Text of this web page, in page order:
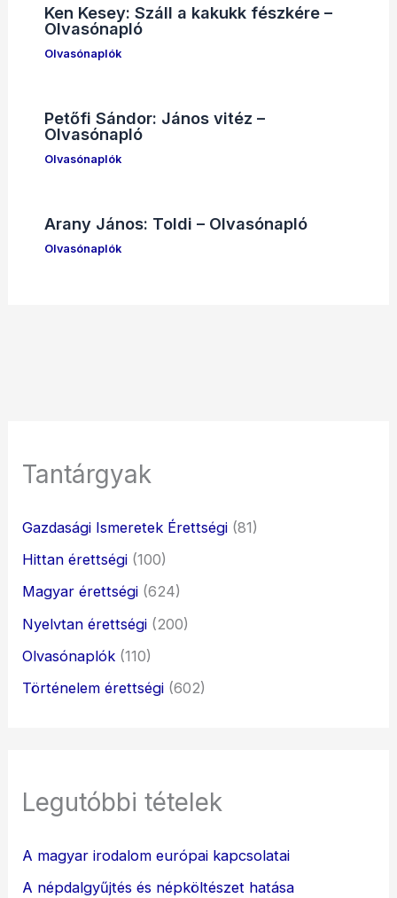
Ken Kesey: Száll a kakukk fészkére –
Olvasónapló
Olvasónaplók
Petőfi Sándor: János vitéz –
Olvasónapló
Olvasónaplók
Arany János: Toldi – Olvasónapló
Olvasónaplók
Tantárgyak
Gazdasági Ismeretek Érettségi (81)
Hittan érettségi (100)
Magyar érettségi (624)
Nyelvtan érettségi (200)
Olvasónaplók (110)
Történelem érettségi (602)
Legutóbbi tételek
A magyar irodalom európai kapcsolatai
A népdalgyűjtés és népköltészet hatása